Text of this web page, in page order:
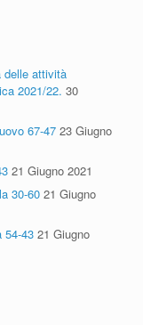
delle attività
2021/22. 30
67-47 23 Giugno
21 Giugno 2021
30-60 21 Giugno
54-43 21 Giugno